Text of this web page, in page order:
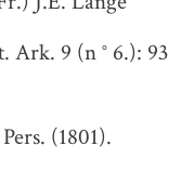
Ark. 9 (n ° 6.): 93
Pers. (1801).